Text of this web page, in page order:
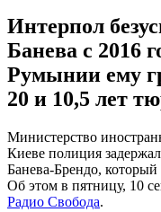
Интерпол
Банева с 2016
Румынии ему
20 и 10,5 лет
Министерство
Киеве полиция
Банева-Брендо, который
Об этом в пятницу, 10
Радио Свобода.